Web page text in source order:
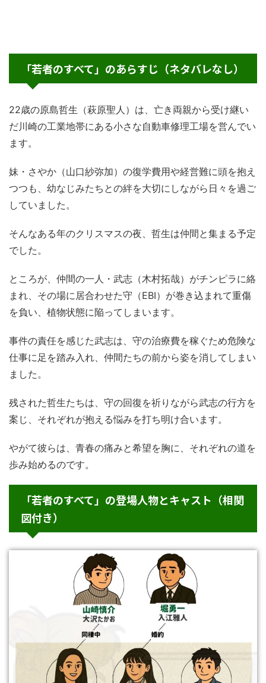
「若者のすべて」のあらすじ（ネタバレなし）
22歳の原島哲生（萩原聖人）は、亡き両親から受け継い
だ川崎の工業地帯にある小さな自動車修理工場を営んでい
ます。
妹・さやか（山口紗弥加）の復学費用や経営難に頭を抱え
つつも、幼なじみたちとの絆を大切にしながら日々を過ご
していました。
そんなある年のクリスマスの夜、哲生は仲間と集まる予定
でした。
ところが、仲間の一人・武志（木村拓哉）がチンピラに絡
まれ、その場に居合わせた守（EBI）が巻き込まれて重傷
を負い、植物状態に陥ってしまいます。
事件の責任を感じた武志は、守の治療費を稼ぐため危険な
仕事に足を踏み入れ、仲間たちの前から姿を消してしまい
ました。
残された哲生たちは、守の回復を祈りながら武志の行方を
案じ、それぞれが抱える悩みを打ち明け合います。
やがて彼らは、青春の痛みと希望を胸に、それぞれの道を
歩み始めるのです。
「若者のすべて」の登場人物とキャスト（相関
図付き）